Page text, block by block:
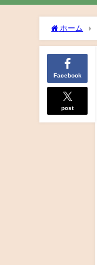
ホーム
Facebook
post